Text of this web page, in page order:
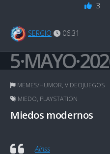
3
SERGIO 06:31
MEMES/HUMOR, VIDEOJUEGOS
MIEDO, PLAYSTATION
Miedos modernos
Ainss